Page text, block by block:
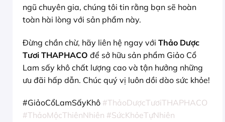
ngũ chuyên gia, chúng tôi tin rằng bạn sẽ hoàn
toàn hài lòng với sản phẩm này.
Đừng chần chừ, hãy liên hệ ngay với Thảo Dược
Tươi THAPHACO để sở hữu sản phẩm Giảo Cổ
Lam sấy khô chất lượng cao và tận hưởng những
ưu đãi hấp dẫn. Chúc quý vị luôn dồi dào sức khỏe!
#GiảoCổLamSấyKhô #ThảoDượcTươiTHAPHACO
#ThảoMộcThiênNhiên #SứcKhỏeTựNhiên